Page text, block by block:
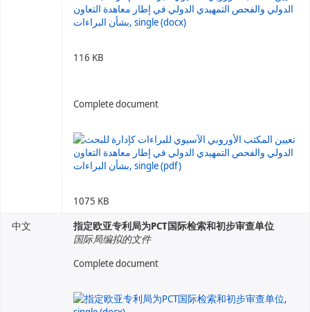
116 KB
Complete document
1075 KB
中文
指定欧亚专利局为PCT国际检索和初步审查单位
国际局编拟的文件
Complete document